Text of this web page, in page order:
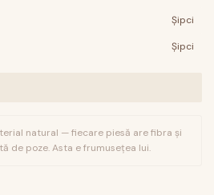
Șipci
Șipci
natural — fiecare piesă are fibra și
de poze. Asta e frumusețea lui.